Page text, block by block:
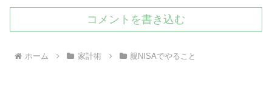
コメントを書き込む
ホーム 家計術 親NISAでやること